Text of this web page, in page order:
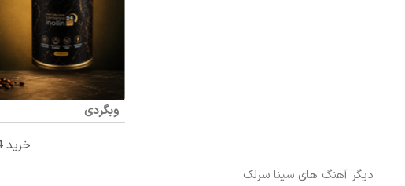
وبگردی
خرید 4 قسطه اینترنت پیشگامان ☎️ بدون نیاز به تلفن
دیگر آهنگ های سینا سرلک